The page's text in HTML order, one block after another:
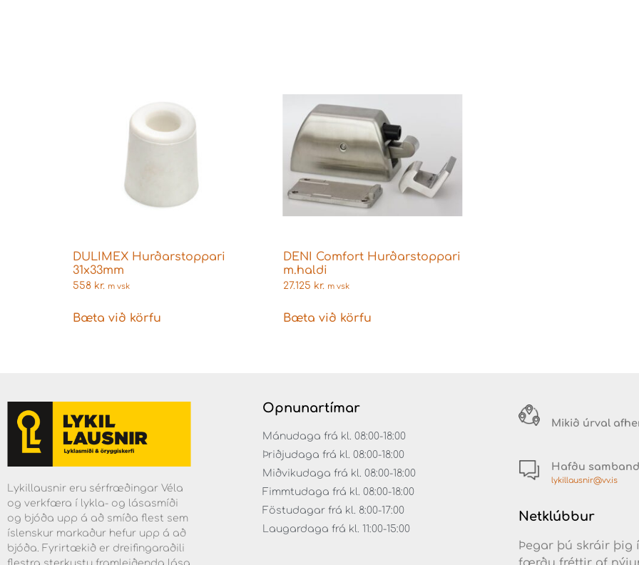
DULIMEX Hurðarstoppari
31x33mm
558 kr. m vsk
Bæta við körfu
DENI Comfort Hurðarstoppari
m.haldi
27.125 kr. m vsk
Bæta við körfu
Lykillausnir eru sérfræðingar Véla
og verkfæra í lykla- og lásasmíði
og bjóða upp á að smíða flest sem
íslenskur markaður hefur upp á að
bjóða. Fyrirtækið er dreifingaraðili
Opnunartímar
Mánudaga frá kl. 08:00-18:00
Þriðjudaga frá kl. 08:00-18:00
Miðvikudaga frá kl. 08:00-18:00
Fimmtudaga frá kl. 08:00-18:00
Föstudagar frá kl. 8:00-17:00
Laugardaga frá kl. 11:00-15:00
Mikið úrval
Hafðu samband
lykillausnir@vv.is
Netklúbbur
Þegar þú skráir þig